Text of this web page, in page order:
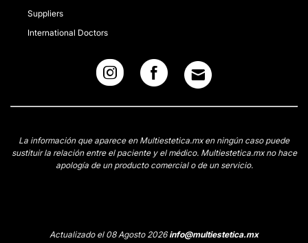
Suppliers
International Doctors
La información que aparece en Multiestetica.mx en ningún caso puede
sustituir la relación entre el paciente y el médico. Multiestetica.mx no hace
apología de un producto comercial o de un servicio.
Actualizado el 08 Agosto 2026info@multiestetica.mx